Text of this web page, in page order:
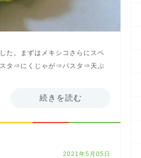
た。まずはメキシコさらにスペ
スタ⇒にくじゃが⇒パスタ⇒天ぷ
続きを読む
2021年5月05日